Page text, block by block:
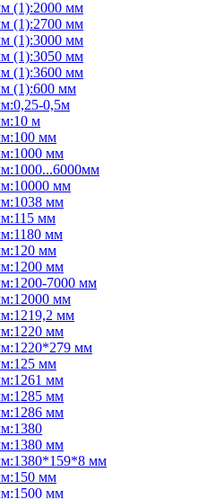
(1):2000 мм
(1):2700 мм
(1):3000 мм
(1):3050 мм
(1):3600 мм
(1):600 мм
0,5м
м
мм
мм
мм
мм
мм
мм
мм
мм
7000 мм
мм
мм
мм
мм
мм
мм
мм
мм
мм
мм
мм
мм